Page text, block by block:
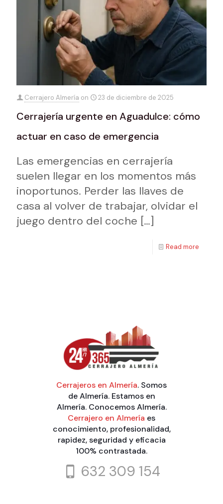
Cerrajero Almería on 23 de diciembre de 2025
Cerrajería urgente en Aguadulce: cómo
actuar en caso de emergencia
Las emergencias en cerrajería
suelen llegar en los momentos más
inoportunos. Perder las llaves de
casa al volver de trabajar, olvidar el
juego dentro del coche […]
Read more
Cerrajeros en Almería. Somos
de Almería. Estamos en
Almería. Conocemos Almería.
Cerrajero en Almería es
conocimiento, profesionalidad,
rapidez, seguridad y eficacia
100% contrastada.
632 309 154